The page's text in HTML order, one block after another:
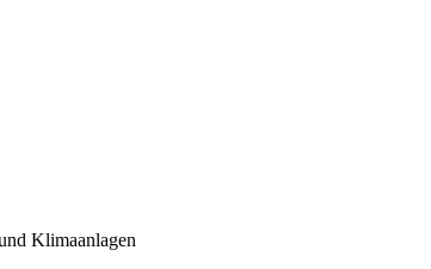
Klimaanlagen